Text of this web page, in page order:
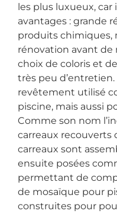
les plus luxueux,
avantages : grande
produits chimiques,
rénovation avant de
choix de coloris et
très peu d’entretien.
revêtement utilisé
piscine, mais aussi
Comme son nom
carreaux recouverts
carreaux sont
ensuite posées
permettant de
de mosaïque pour
construites pour